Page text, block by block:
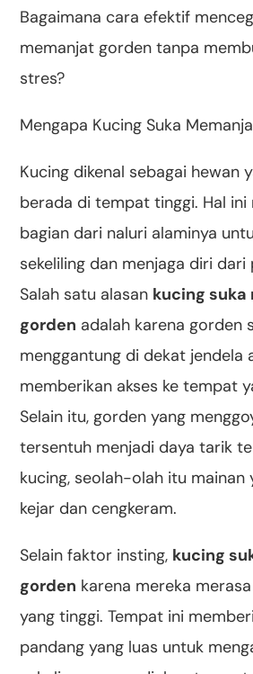
Bagaimana cara efektif
memanjat gorden tanpa
stres?
Mengapa Kucing Suka
Kucing dikenal sebagai hewan
berada di tempat tinggi. Hal ini
bagian dari naluri alaminya
sekeliling dan menjaga diri dari
Salah satu alasan kucing
gorden adalah karena gorden
menggantung di dekat jendela
memberikan akses ke tempat
Selain itu, gorden yang
tersentuh menjadi daya tarik
kucing, seolah-olah itu mainan
kejar dan cengkeram.
Selain faktor insting, kucing
gorden karena mereka
yang tinggi. Tempat ini
pandang yang luas untuk